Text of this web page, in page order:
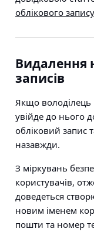
облікового
Видалення
записів
Якщо володілець
увійде до нього
обліковий запис
назавжди.
З міркувань
користувачів,
доведеться
новим іменем
пошти та номер